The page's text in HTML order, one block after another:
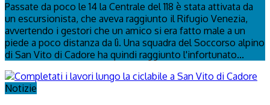
Passate da poco le 14 la Centrale del 118 è stata attivata da
un escursionista, che aveva raggiunto il Rifugio Venezia,
avvertendo i gestori che un amico si era fatto male a un
piede a poco distanza da lì. Una squadra del Soccorso alpino
di San Vito di Cadore ha quindi raggiunto l'infortunato...
Notizie